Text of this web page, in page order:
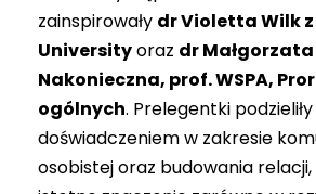
zainspirowały dr Violetta Wilk
Universityoraz dr
Nakonieczna, prof. WSPA,
ogólnych. Prelegentki
doświadczeniem w zakresie
osobistej oraz budowania